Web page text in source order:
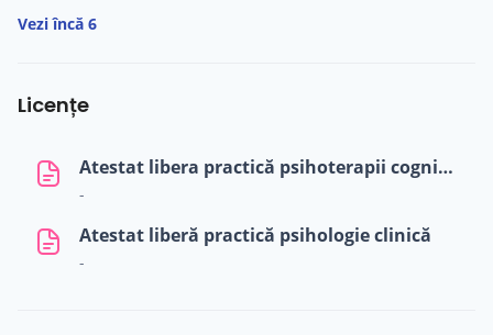
Vezi încă 6
Licențe
Atestat libera practică psihoterapii cognitive și comportametnale
-
Atestat liberă practică psihologie clinică
-